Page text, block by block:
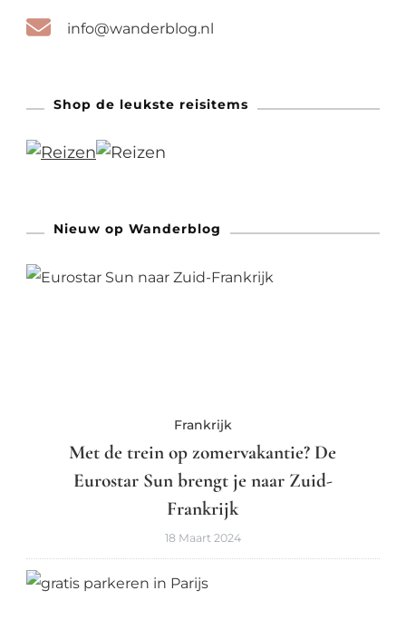
info@wanderblog.nl
Shop de leukste reisitems
Nieuw op Wanderblog
Frankrijk
Met de trein op zomervakantie? De
Eurostar Sun brengt je naar Zuid-
Frankrijk
18 Maart 2024